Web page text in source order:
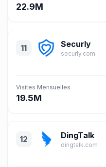
22.9M
11 Securly
securly.com
Visites Mensuelles
19.5M
12 DingTalk
dingtalk.com